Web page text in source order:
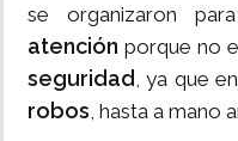
se organizaron
atención porque no
seguridad , ya que
robos, hasta a mano